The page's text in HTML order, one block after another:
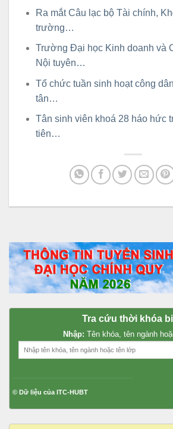
Ra mắt Câu lạc bộ Tài chính,
trường…
Trường Đại học Kinh doanh và
Nội tuyên…
Tổ chức tuần sinh hoạt công
tân…
Tân sinh viên khoá 28 háo hức
tiên…
Tra cứu thời khóa
Nhập: Tên khóa, tên ngành
© Dữ liệu của ITC-HUBT